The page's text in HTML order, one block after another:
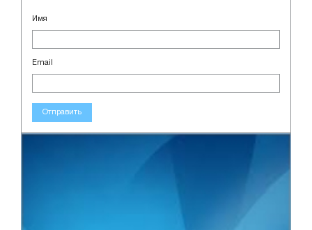
Имя
Email
Отправить